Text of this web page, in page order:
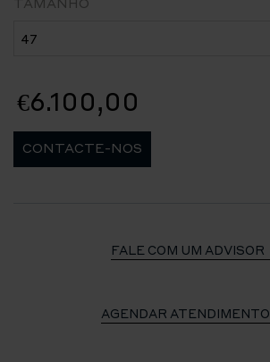
€6.100,00
CONTACTE-NOS
FALE COM UM ADVISOR
AGENDAR ATENDIMENTO